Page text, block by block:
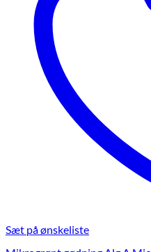
Sæt på ønskeliste